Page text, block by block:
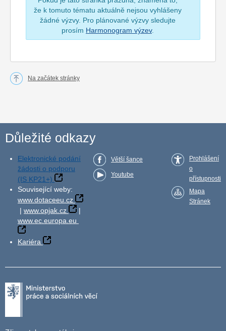
že k tomuto tématu aktuálně nejsou vyhlášeny
žádné výzvy. Pro plánované výzvy sledujte
prosím Harmonogram výzev.
Na začátek stránky
Důležité odkazy
Elektronické podání
žádosti o podporu
(IS KP21+)
Související weby:
www.dotaceeu.cz
| www.opjak.cz
|
www.ec.europa.eu
Kariéra
Větší šance
Youtube
Prohlášení
o
přístupnosti
Mapa
Stránek